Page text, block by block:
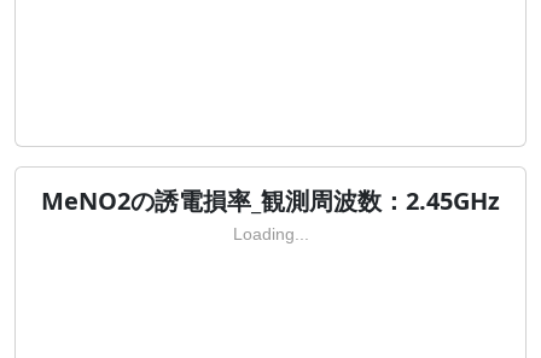
MeNO2の誘電損率_観測周波数：2.45GHz
Loading...